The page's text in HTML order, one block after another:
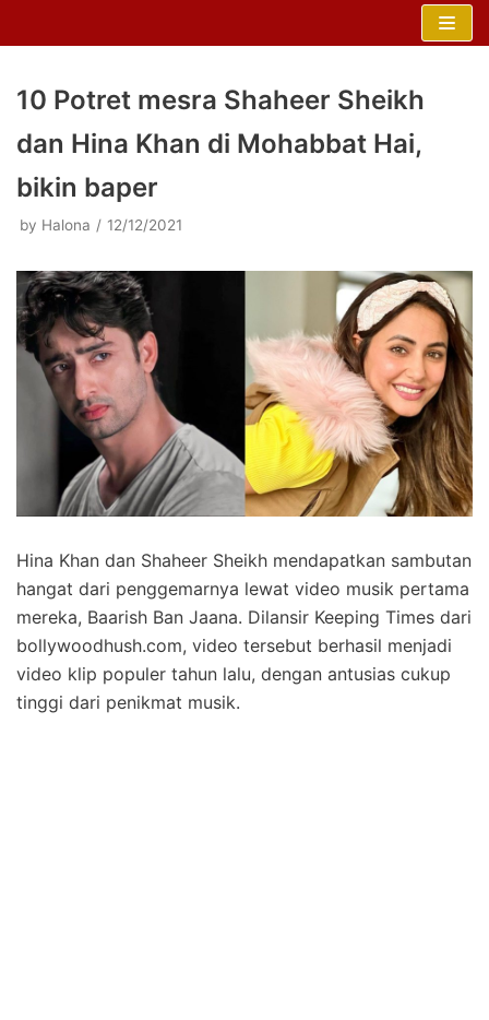
10 Potret mesra Shaheer Sheikh
dan Hina Khan di Mohabbat Hai,
bikin baper
by Halona 12/12/2021
Hina Khan dan Shaheer Sheikh mendapatkan sambutan
hangat dari penggemarnya lewat video musik pertama
mereka, Baarish Ban Jaana. Dilansir Keeping Times dari
bollywoodhush.com, video tersebut berhasil menjadi
video klip populer tahun lalu, dengan antusias cukup
tinggi dari penikmat musik.